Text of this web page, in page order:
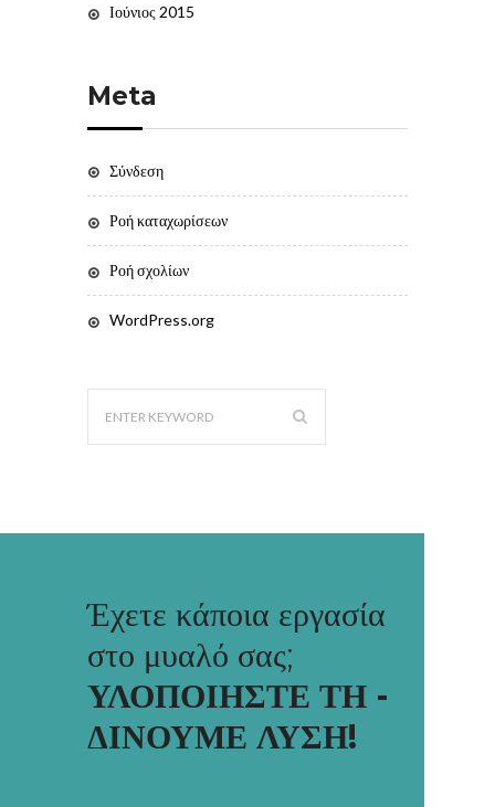
Ιούνιος 2015
Meta
Σύνδεση
Ροή καταχωρίσεων
Ροή σχολίων
WordPress.org
Έχετε κάποια εργασία
στο μυαλό σας;
ΥΛΟΠΟΙΗΣΤΕ ΤΗ -
ΔΙΝΟΥΜΕ ΛΥΣΗ!